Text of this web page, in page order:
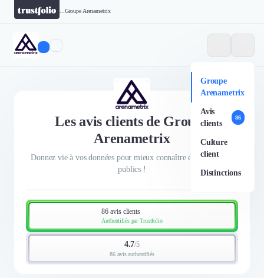
Groupe Arenametrix
Groupe
Arenametrix
Avis
clients
86
Culture
client
Distinctions
Les avis clients de Groupe
Arenametrix
Donnez vie à vos données pour mieux connaître et toucher vos
publics !
86 avis clients
Authentifiés par Trustfolio
4.7/5
86 avis authentifiés